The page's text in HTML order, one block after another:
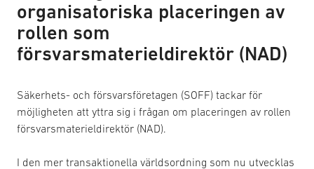
organisatoriska placeringen av
rollen som
försvarsmaterieldirektör (NAD)
Säkerhets- och försvarsföretagen (SOFF) tackar för
möjligheten att yttra sig i frågan om placeringen av rollen
försvarsmaterieldirektör (NAD).
I den mer transaktionella världsordning som nu utvecklas